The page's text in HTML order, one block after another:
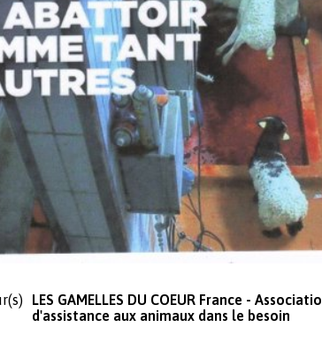
LES GAMELLES DU COEUR France -
d'assistance aux animaux dans le besoin